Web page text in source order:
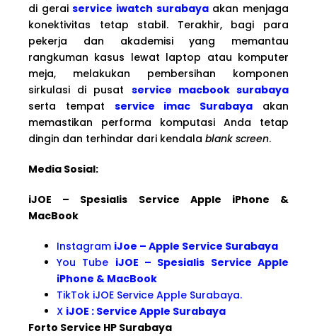
di geraiservice iwatch surabayaakan menjaga
konektivitas tetap stabil. Terakhir, bagi para
pekerja dan akademisi yang memantau
rangkuman kasus lewat laptop atau komputer
meja, melakukan pembersihan komponen
sirkulasi di pusat service macbook surabaya
serta tempat service imac Surabaya akan
memastikan performa komputasi Anda tetap
dingin dan terhindar dari kendala blank screen.
Media Sosial:
iJOE – Spesialis Service Apple iPhone &
MacBook
Instagram iJoe – Apple Service Surabaya
You Tube iJOE – Spesialis Service Apple
iPhone & MacBook
TikTok iJOE Service Apple Surabaya.
X iJOE : Service Apple Surabaya
Forto Service HP Surabaya